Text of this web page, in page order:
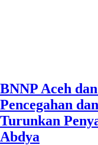
BNNP Aceh
Pencegahan
Turunkan
Abdya